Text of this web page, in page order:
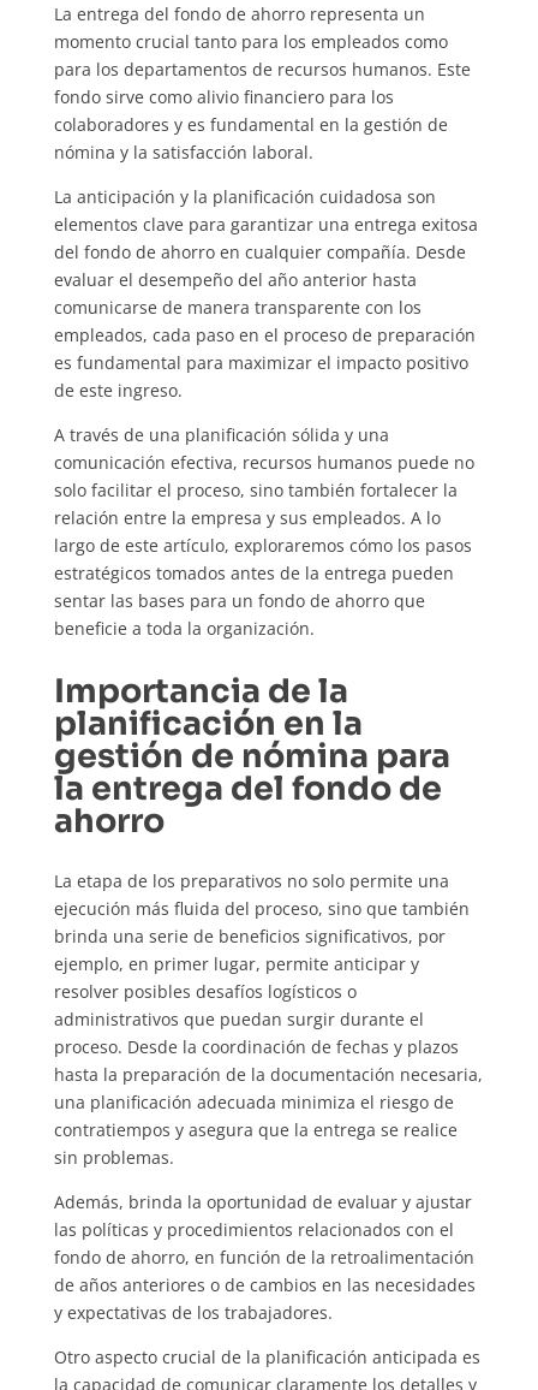
La entrega del fondo de ahorro representa un
momento crucial tanto para los empleados como
para los departamentos de recursos humanos. Este
fondo sirve como alivio financiero para los
colaboradores y es fundamental en la gestión de
nómina y la satisfacción laboral.
La anticipación y la planificación cuidadosa son
elementos clave para garantizar una entrega exitosa
del fondo de ahorro en cualquier compañía. Desde
evaluar el desempeño del año anterior hasta
comunicarse de manera transparente con los
empleados, cada paso en el proceso de preparación
es fundamental para maximizar el impacto positivo
de este ingreso.
A través de una planificación sólida y una
comunicación efectiva, recursos humanos puede no
solo facilitar el proceso, sino también fortalecer la
relación entre la empresa y sus empleados. A lo
largo de este artículo, exploraremos cómo los pasos
estratégicos tomados antes de la entrega pueden
sentar las bases para un fondo de ahorro que
beneficie a toda la organización.
Importancia de la
planificación en la
gestión de nómina para
la entrega del fondo de
ahorro
La etapa de los preparativos no solo permite una
ejecución más fluida del proceso, sino que también
brinda una serie de beneficios significativos, por
ejemplo, en primer lugar, permite anticipar y
resolver posibles desafíos logísticos o
administrativos que puedan surgir durante el
proceso. Desde la coordinación de fechas y plazos
hasta la preparación de la documentación necesaria,
una planificación adecuada minimiza el riesgo de
contratiempos y asegura que la entrega se realice
sin problemas.
Además, brinda la oportunidad de evaluar y ajustar
las políticas y procedimientos relacionados con el
fondo de ahorro, en función de la retroalimentación
de años anteriores o de cambios en las necesidades
y expectativas de los trabajadores.
Otro aspecto crucial de la planificación anticipada es
la capacidad de comunicar claramente los detalles y